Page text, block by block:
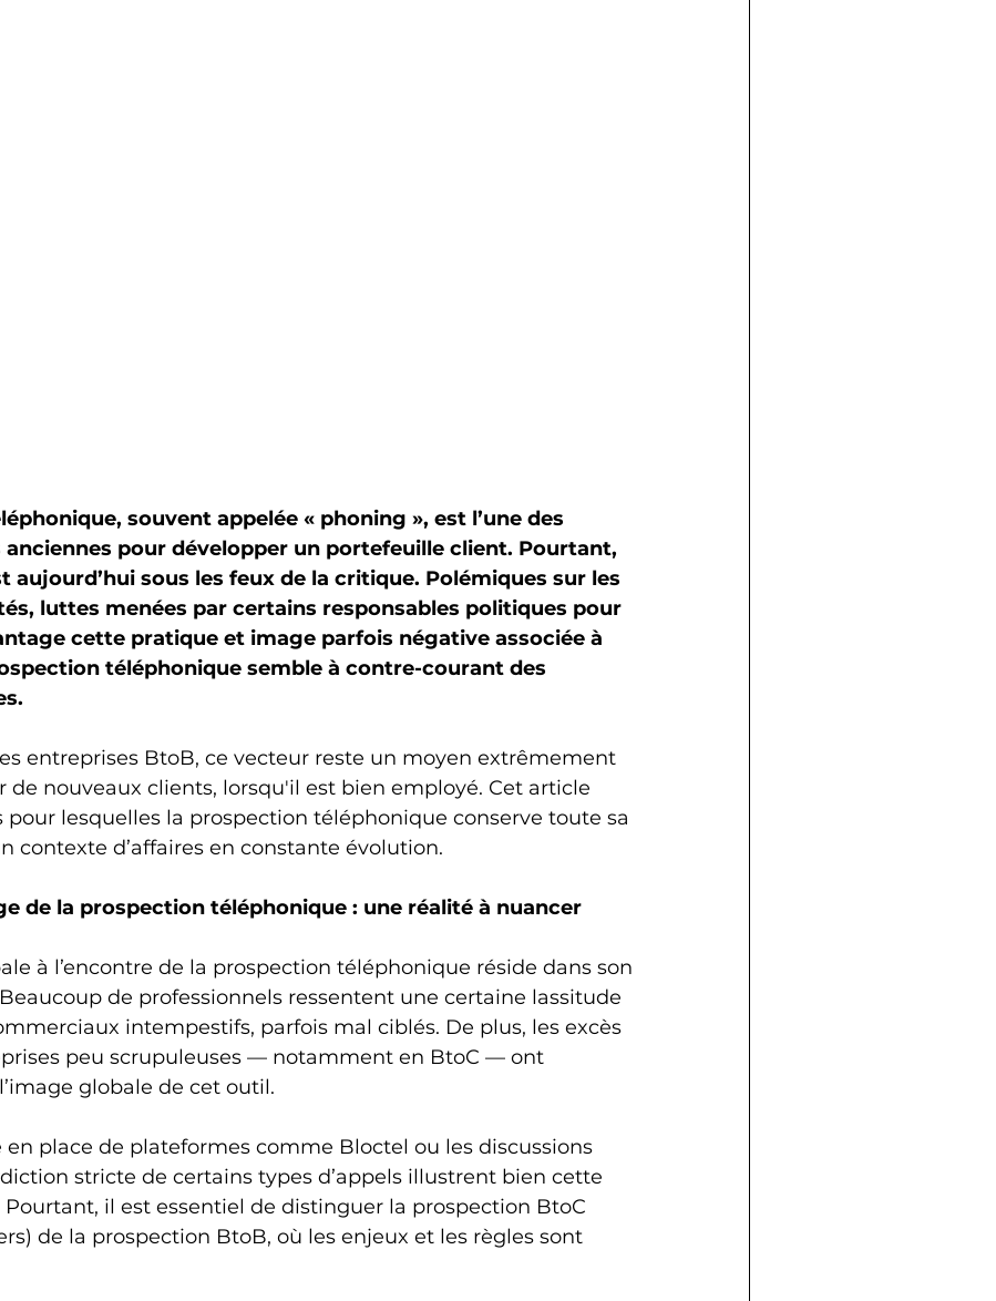
souvent appelée « phoning », est l’une des
anciennes pour développer un portefeuille client. Pourtant,
aujourd’hui sous les feux de la critique. Polémiques sur les
luttes menées par certains responsables politiques pour
cette pratique et image parfois négative associée à
téléphonique semble à contre-courant des
entreprises BtoB, ce vecteur reste un moyen extrêmement
de nouveaux clients, lorsqu'il est bien employé. Cet article
pour lesquelles la prospection téléphonique conserve toute sa
contexte d’affaires en constante évolution.
de la prospection téléphonique : une réalité à nuancer
à l’encontre de la prospection téléphonique réside dans son
de professionnels ressentent une certaine lassitude
intempestifs, parfois mal ciblés. De plus, les excès
peu scrupuleuses — notamment en BtoC — ont
globale de cet outil.
en place de plateformes comme Bloctel ou les discussions
stricte de certains types d’appels illustrent bien cette
il est essentiel de distinguer la prospection BtoC
de la prospection BtoB, où les enjeux et les règles sont